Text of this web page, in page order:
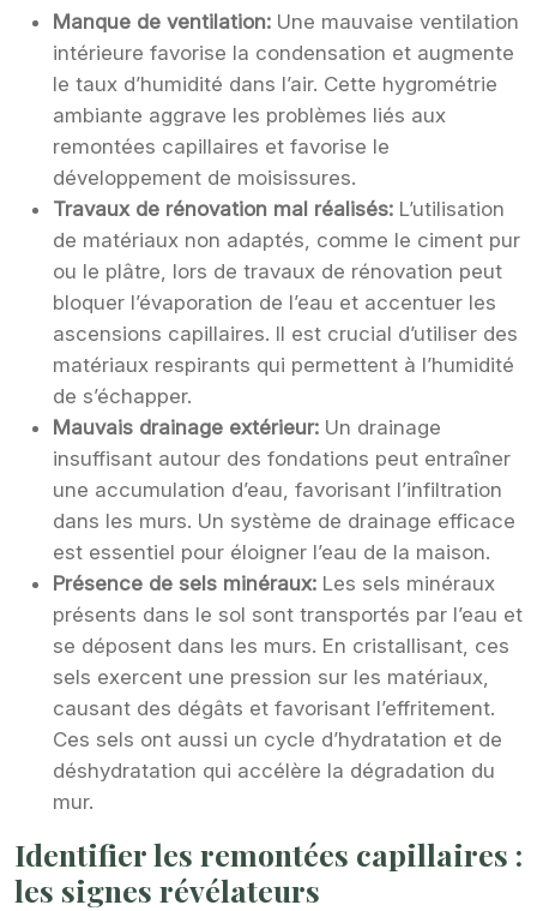
Manque de ventilation: Une mauvaise ventilation
intérieure favorise la condensation et augmente
le taux d’humidité dans l’air. Cette hygrométrie
ambiante aggrave les problèmes liés aux
remontées capillaires et favorise le
développement de moisissures.
Travaux de rénovation mal réalisés: L’utilisation
de matériaux non adaptés, comme le ciment pur
ou le plâtre, lors de travaux de rénovation peut
bloquer l’évaporation de l’eau et accentuer les
ascensions capillaires. Il est crucial d’utiliser des
matériaux respirants qui permettent à l’humidité
de s’échapper.
Mauvais drainage extérieur: Un drainage
insuffisant autour des fondations peut entraîner
une accumulation d’eau, favorisant l’infiltration
dans les murs. Un système de drainage efficace
est essentiel pour éloigner l’eau de la maison.
Présence de sels minéraux: Les sels minéraux
présents dans le sol sont transportés par l’eau et
se déposent dans les murs. En cristallisant, ces
sels exercent une pression sur les matériaux,
causant des dégâts et favorisant l’effritement.
Ces sels ont aussi un cycle d’hydratation et de
déshydratation qui accélère la dégradation du
mur.
Identifier les remontées capillaires :
les signes révélateurs